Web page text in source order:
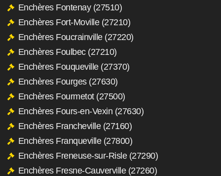
Enchères Fontenay (27510)
Enchères Fort-Moville (27210)
Enchères Foucrainville (27220)
Enchères Foulbec (27210)
Enchères Fouqueville (27370)
Enchères Fourges (27630)
Enchères Fourmetot (27500)
Enchères Fours-en-Vexin (27630)
Enchères Francheville (27160)
Enchères Franqueville (27800)
Enchères Freneuse-sur-Risle (27290)
Enchères Fresne-Cauverville (27260)